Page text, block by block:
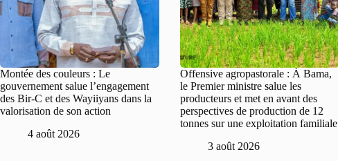
Montée des couleurs : Le
gouvernement salue l’engagement
des Bir-C et des Wayiiyans dans la
valorisation de son action
4 août 2026
Offensive agropastorale : À Bama,
le Premier ministre salue les
producteurs et met en avant des
perspectives de production de 12
tonnes sur une exploitation familiale
3 août 2026